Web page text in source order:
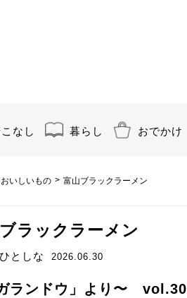
なし 暮らし おでかけ
おいしいもの > 富山ブラックラーメン
ラックラーメン
としな 2026.06.30
ランドウ」より〜 vol.30